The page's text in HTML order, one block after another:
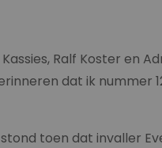
Ralf Koster en
dat ik nummer
toen dat invaller